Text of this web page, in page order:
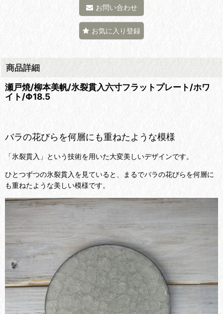
お問い合わせ
お気に入り登録
商品詳細
瀬戸焼/柳本美帆/氷裂貫入六寸フラットプレート/ホワ
イト/Φ18.5
バラの花びらを何層にも重ねたような模様
「氷裂貫入」という技術を用いた大変美しいデザインです。
ひとつずつの氷裂貫入を見ていると、まるでバラの花びらを何層に
も重ねたような美しい模様です。